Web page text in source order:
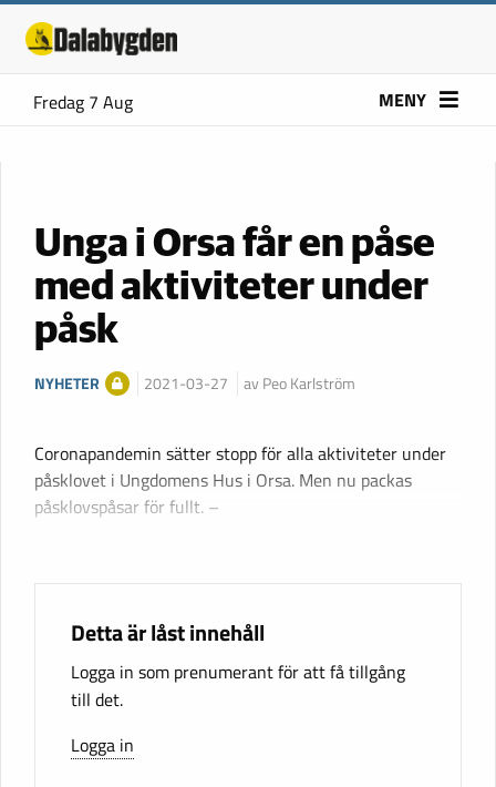
Fredag 7 Aug MENY
Unga i Orsa får en påse
med aktiviteter under
påsk
NYHETER 2021-03-27 av Peo Karlström
Coronapandemin sätter stopp för alla aktiviteter under
påsklovet i Ungdomens Hus i Orsa. Men nu packas
påsklovspåsar för fullt. –
Detta är låst innehåll
Logga in som prenumerant för att få tillgång
till det.
Logga in